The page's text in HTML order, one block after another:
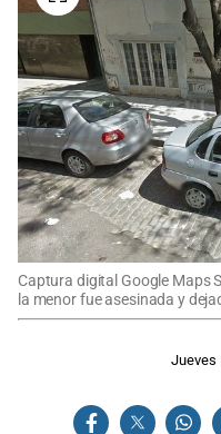
Captura digital Google Maps
la menor fue asesinada y
Jueves